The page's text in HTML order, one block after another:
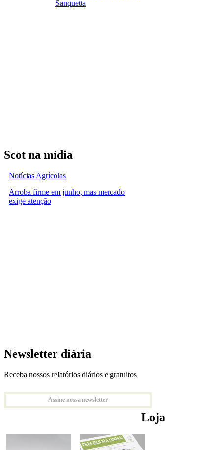
Sanquetta
Scot na mídia
Notícias Agrícolas
Arroba firme em junho, mas mercado
exige atenção
Newsletter diária
Receba nossos relatórios diários e gratuitos
Assine nossa newsletter
Loja